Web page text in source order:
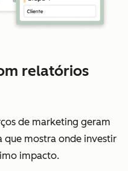
relatórios
de marketing geram
que mostra onde investir
impacto.